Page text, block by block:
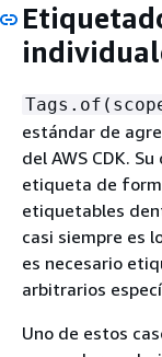
estándar de
del AWS CDK.
etiqueta de
etiquetables
casi siempre es
es necesario
arbitrarios
Uno de estos